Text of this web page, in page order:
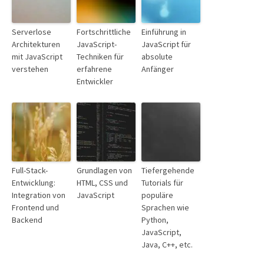
Serverlose
Architekturen
mit JavaScript
verstehen
Fortschrittliche
JavaScript-
Techniken für
erfahrene
Entwickler
Einführung in
JavaScript für
absolute
Anfänger
Full-Stack-
Entwicklung:
Integration von
Frontend und
Backend
Grundlagen von
HTML, CSS und
JavaScript
Tiefergehende
Tutorials für
populäre
Sprachen wie
Python,
JavaScript,
Java, C++, etc.